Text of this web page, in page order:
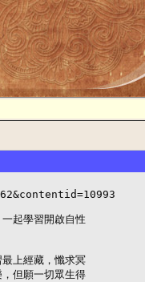
起學習開啟自性
上經藏，懺求冥
但願一切眾生得